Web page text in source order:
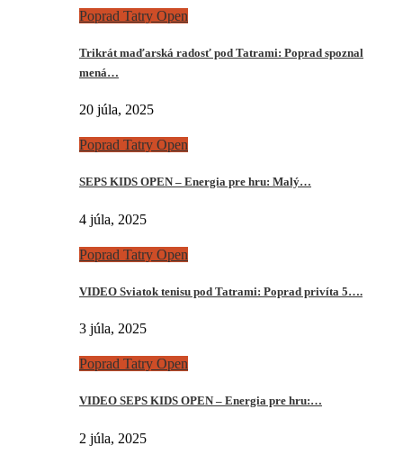
Poprad Tatry Open
Trikrát maďarská radosť pod Tatrami: Poprad spoznal
mená…
20 júla, 2025
Poprad Tatry Open
SEPS KIDS OPEN – Energia pre hru: Malý…
4 júla, 2025
Poprad Tatry Open
VIDEO Sviatok tenisu pod Tatrami: Poprad privíta 5….
3 júla, 2025
Poprad Tatry Open
VIDEO SEPS KIDS OPEN – Energia pre hru:…
2 júla, 2025